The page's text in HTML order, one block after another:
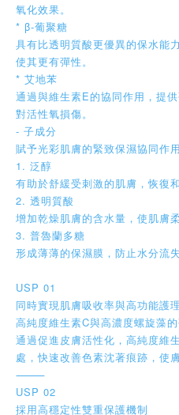
氧化效果。
* β-葡聚糖
具有比透明質酸更優異的保水能
使其更有彈性。
* 艾地苯
通過與維生素E的協同作用，提
對活性氧損傷。
- 子成分
賦予光彩肌膚的緊致保濕協同作用
1. 泛醇
有助於舒緩受刺激的肌膚，恢復
2. 透明質酸
增加乾燥肌膚的含水量，使肌膚柔
3. 普魯蘭多糖
形成薄薄的保濕膜，防止水分流
USP 01
同時實現肌膚吸收率與高功能護
高純度維生素C與高濃度螺旋藻
通過促進皮膚活性化，高純度維
處，快速改善色素沈著痕跡，使
⸻
USP 02
採用高穩定性雙重保護機制